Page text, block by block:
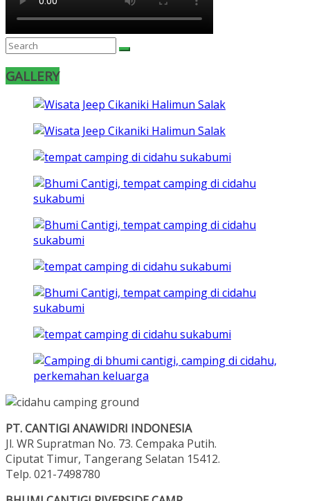
GALLERY
PT. CANTIGI ANAWIDRI INDONESIA
Jl. WR Supratman No. 73. Cempaka Putih.
Ciputat Timur, Tangerang Selatan 15412.
Telp. 021-7498780